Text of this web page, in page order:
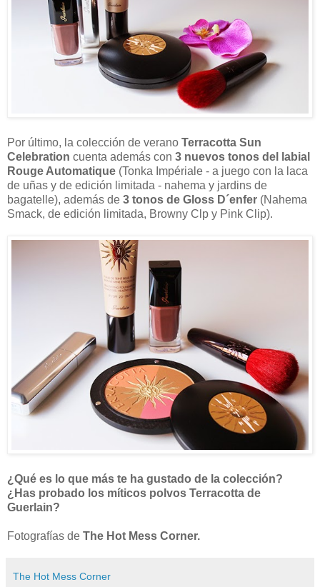
Por último, la colección de verano Terracotta Sun
Celebration cuenta además con 3 nuevos tonos del labial
Rouge Automatique (Tonka Impériale - a juego con la laca
de uñas y de edición limitada - nahema y jardins de
bagatelle), además de 3 tonos de Gloss D´enfer (Nahema
Smack, de edición limitada, Browny Clp y Pink Clip).
¿Qué es lo que más te ha gustado de la colección?
¿Has probado los míticos polvos Terracotta de
Guerlain?
Fotografías de The Hot Mess Corner.
The Hot Mess Corner